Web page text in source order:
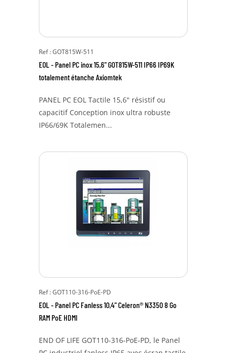
Ref : GOT815W-511
EOL - Panel PC inox 15,6" GOT815W-511 IP66 IP69K
totalement étanche Axiomtek
PANEL PC EOL Tactile 15,6" résistif ou
capacitif Conception inox ultra robuste
IP66/69K Totalemen...
Ref : GOT110-316-PoE-PD
EOL - Panel PC Fanless 10,4" Celeron® N3350 8 Go
RAM PoE HDMI
END OF LIFE GOT110-316-PoE-PD, le Panel